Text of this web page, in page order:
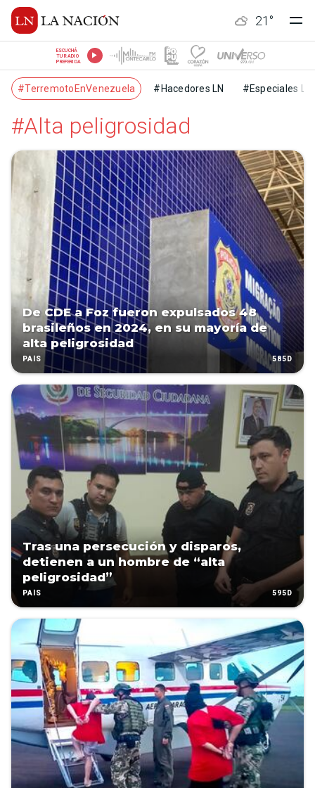
21 °
ESCUCHÁ
TU RADIO
PREFERIDA
#TerremotoEnVenezuela #Hacedores LN #Especiales LN
#Alta peligrosidad
De CDE a Foz fueron expulsados 48
brasileños en 2024, en su mayoría de
alta peligrosidad
PAÍS 585D
Tras una persecución y disparos,
detienen a un hombre de “alta
peligrosidad”
PAÍS 595D